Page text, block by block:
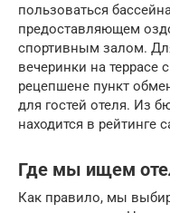
пользоваться
предоставляющем
спортивным залом.
вечеринки на террасе
рецепшене пункт
для гостей отеля. Из
находится в рейтинге
Где мы ищем
Как правило, мы